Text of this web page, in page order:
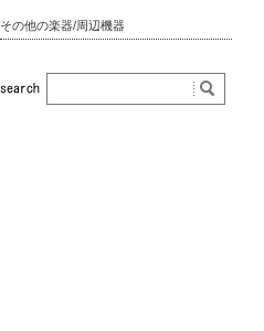
その他の楽器/周辺機器